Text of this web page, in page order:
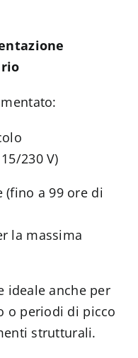
230 V)
(fino a 99 ore di
la massima
ideale anche per
o periodi di picco
strutturali.